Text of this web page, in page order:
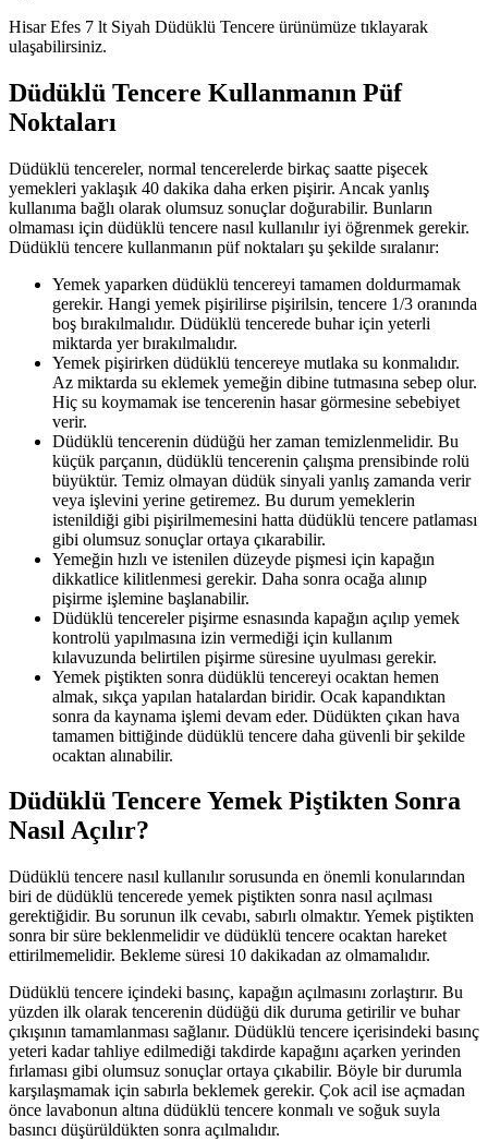
Hisar Efes 7 lt Siyah Düdüklü Tencere ürünümüze tıklayarak
ulaşabilirsiniz.
Düdüklü Tencere Kullanmanın Püf
Noktaları
Düdüklü tencereler, normal tencerelerde birkaç saatte pişecek
yemekleri yaklaşık 40 dakika daha erken pişirir. Ancak yanlış
kullanıma bağlı olarak olumsuz sonuçlar doğurabilir. Bunların
olmaması için düdüklü tencere nasıl kullanılır iyi öğrenmek gerekir.
Düdüklü tencere kullanmanın püf noktaları şu şekilde sıralanır:
Yemek yaparken düdüklü tencereyi tamamen doldurmamak
gerekir. Hangi yemek pişirilirse pişirilsin, tencere 1/3 oranında
boş bırakılmalıdır. Düdüklü tencerede buhar için yeterli
miktarda yer bırakılmalıdır.
Yemek pişirirken düdüklü tencereye mutlaka su konmalıdır.
Az miktarda su eklemek yemeğin dibine tutmasına sebep olur.
Hiç su koymamak ise tencerenin hasar görmesine sebebiyet
verir.
Düdüklü tencerenin düdüğü her zaman temizlenmelidir. Bu
küçük parçanın, düdüklü tencerenin çalışma prensibinde rolü
büyüktür. Temiz olmayan düdük sinyali yanlış zamanda verir
veya işlevini yerine getiremez. Bu durum yemeklerin
istenildiği gibi pişirilmemesini hatta düdüklü tencere patlaması
gibi olumsuz sonuçlar ortaya çıkarabilir.
Yemeğin hızlı ve istenilen düzeyde pişmesi için kapağın
dikkatlice kilitlenmesi gerekir. Daha sonra ocağa alınıp
pişirme işlemine başlanabilir.
Düdüklü tencereler pişirme esnasında kapağın açılıp yemek
kontrolü yapılmasına izin vermediği için kullanım
kılavuzunda belirtilen pişirme süresine uyulması gerekir.
Yemek piştikten sonra düdüklü tencereyi ocaktan hemen
almak, sıkça yapılan hatalardan biridir. Ocak kapandıktan
sonra da kaynama işlemi devam eder. Düdükten çıkan hava
tamamen bittiğinde düdüklü tencere daha güvenli bir şekilde
ocaktan alınabilir.
Düdüklü Tencere Yemek Piştikten Sonra
Nasıl Açılır?
Düdüklü tencere nasıl kullanılır sorusunda en önemli konularından
biri de düdüklü tencerede yemek piştikten sonra nasıl açılması
gerektiğidir. Bu sorunun ilk cevabı, sabırlı olmaktır. Yemek piştikten
sonra bir süre beklenmelidir ve düdüklü tencere ocaktan hareket
ettirilmemelidir. Bekleme süresi 10 dakikadan az olmamalıdır.
Düdüklü tencere içindeki basınç, kapağın açılmasını zorlaştırır. Bu
yüzden ilk olarak tencerenin düdüğü dik duruma getirilir ve buhar
çıkışının tamamlanması sağlanır. Düdüklü tencere içerisindeki basınç
yeteri kadar tahliye edilmediği takdirde kapağını açarken yerinden
fırlaması gibi olumsuz sonuçlar ortaya çıkabilir. Böyle bir durumla
karşılaşmamak için sabırla beklemek gerekir. Çok acil ise açmadan
önce lavabonun altına düdüklü tencere konmalı ve soğuk suyla
basıncı düşürüldükten sonra açılmalıdır.